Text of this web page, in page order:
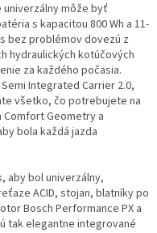
univerzálny môže byť
s kapacitou 800 Wh a 11-
bez problémov dovezú z
hydraulických kotúčových
za každého počasia.
Integrated Carrier 2.0,
všetko, čo potrebujete na
Geometry a
bola každá jazda
aby bol univerzálny,
ACID, stojan, blatníky po
Bosch Performance PX a
tak elegantne integrované